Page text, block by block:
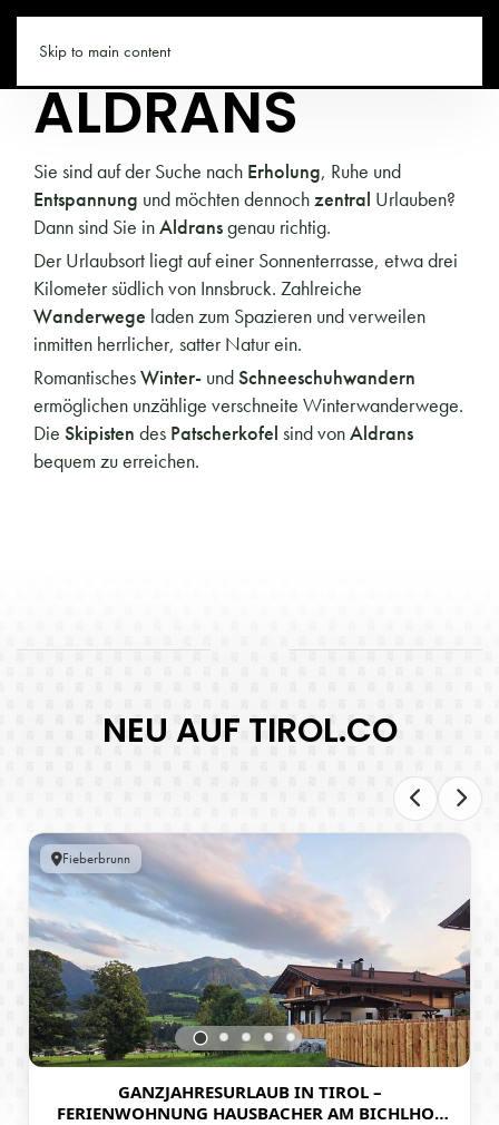
Skip to main content
TIROL.CO
ALDRANS
Sie sind auf der Suche nach Erholung, Ruhe und
Entspannung und möchten dennochzentral Urlauben?
Dann sind Sie inAldransgenau richtig.
Der Urlaubsort liegt auf einer Sonnenterrasse, etwa drei
Kilometer südlich von Innsbruck. Zahlreiche
Wanderwege laden zum Spazieren und verweilen
inmitten herrlicher, satter Natur ein.
RomantischesWinter- undSchneeschuhwandern
ermöglichen unzählige verschneite Winterwanderwege.
Die Skipisten des Patscherkofel sind vonAldrans
bequem zu erreichen.
NEU AUF TIROL.CO
Fieberbrunn
GANZJAHRESURLAUB IN TIROL –
FERIENWOHNUNG HAUSBACHER AM BICHLHOF